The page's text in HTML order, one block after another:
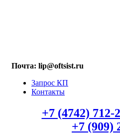
Почта: lip@oftsist.ru
Запрос КП
Контакты
+7 (4742) 712-
+7 (909)